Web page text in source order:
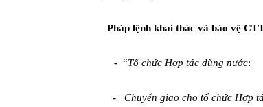
Pháp lệnh khai thác và bảo vệ
- “Tổ chức Hợp tác dùng n­ước:
- Chuyển giao cho tổ chức Hợp